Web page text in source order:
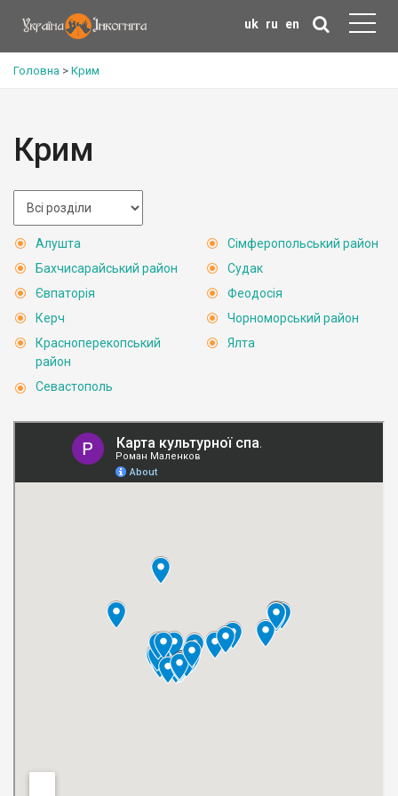
uk ru en
Головна > Крим
Крим
Алушта
Бахчисарайський район
Євпаторія
Керч
Красноперекопський
район
Севастополь
Сімферопольський район
Судак
Феодосія
Чорноморський район
Ялта